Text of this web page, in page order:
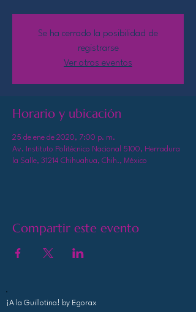
Se ha cerrado la posibilidad de
registrarse
Ver otros eventos
Horario y ubicación
25 de ene de 2020, 7:00 p. m.
Av. Instituto Politécnico Nacional 5100, Herradura
la Salle, 31214 Chihuahua, Chih., México
Compartir este evento
¡A la Guillotina! by Egorax